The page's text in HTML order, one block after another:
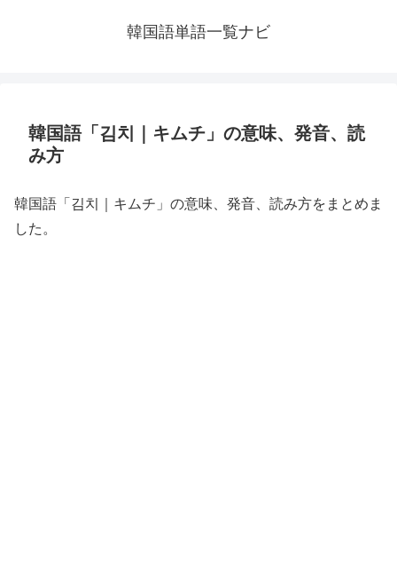
韓国語単語一覧ナビ
韓国語「김치｜キムチ」の意味、発音、読
み方
韓国語「김치｜キムチ」の意味、発音、読み方をまとめま
した。